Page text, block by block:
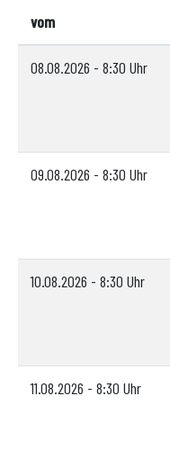
vom
08.08.2026 - 8:30 Uhr
09.08.2026 - 8:30 Uhr
10.08.2026 - 8:30 Uhr
11.08.2026 - 8:30 Uhr